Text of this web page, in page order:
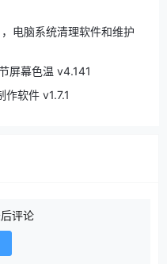
电脑系统清理软件和维护
屏幕色温 v4.141
软件 v1.7.1
评论